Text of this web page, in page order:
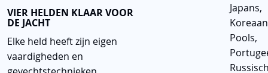
VIER HELDEN KLAAR VOOR
DE JACHT
Elke held heeft zijn eigen
vaardigheden en
Japans,
Pools,